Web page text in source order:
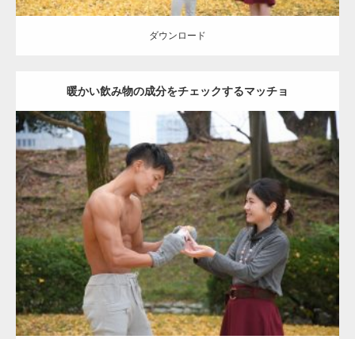
ダウンロード
暖かい飲み物の成分をチェックするマッチョ
Update:2021.07.8
Category:公園のマッチョ その他 AKIHITO(細マッチョ) 上腕三頭筋
肩
ダウンロード